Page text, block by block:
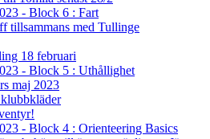
- Block 6 : Fart
tillsammans med Tullinge
18 februari
- Block 5 : Uthållighet
maj 2023
- Block 4 : Orienteering Basics